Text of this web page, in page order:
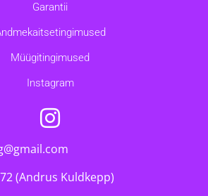
Garantii
Müügitingimused
Instagram
(Andrus Kuldkepp)